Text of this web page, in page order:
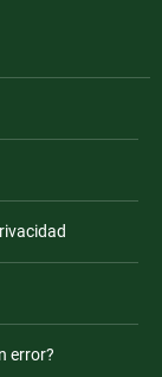
error?